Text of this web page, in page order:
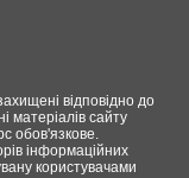
відповідно до
матеріалів сайту
обов'язкове.
інформаційних
користувачами